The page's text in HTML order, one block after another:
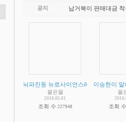
공지 납거북이 판매대금
뇌파진동 뉴로사이언스레터에 기재..
물은물
2016.05.01
조회 수 227948
이승헌이
물
조회